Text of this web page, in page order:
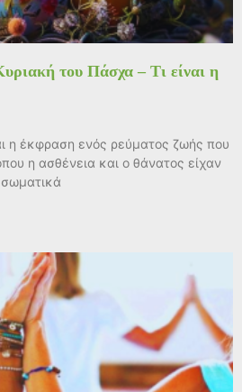
του Πάσχα – Τι είναι η
η έκφραση ενός ρεύματος ζωής που
η ασθένεια και ο θάνατος είχαν
σωματικά